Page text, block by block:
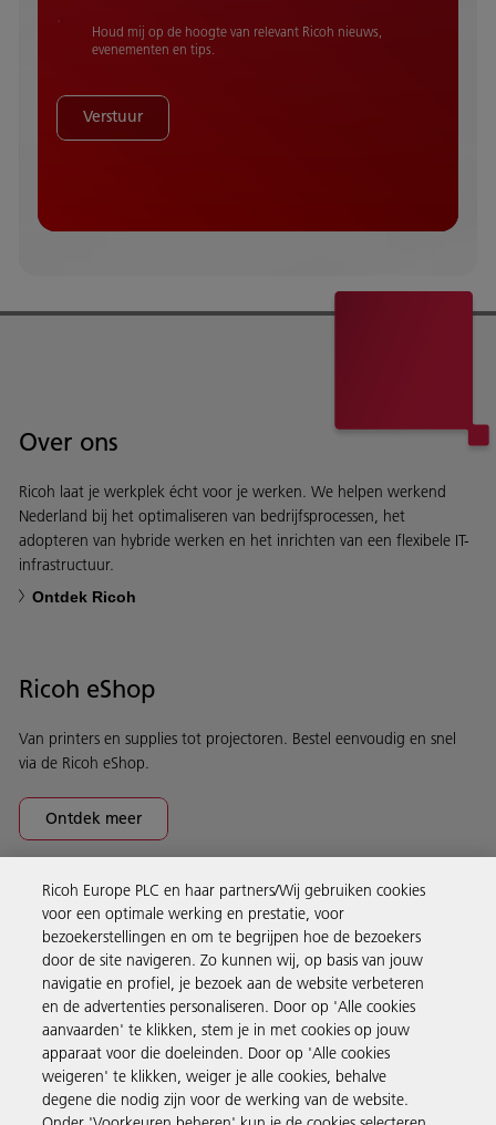
Houd mij op de hoogte van relevant Ricoh nieuws,
evenementen en tips.
Verstuur
Over ons
Ricoh laat je werkplek écht voor je werken. We helpen werkend
Nederland bij het optimaliseren van bedrijfsprocessen, het
adopteren van hybride werken en het inrichten van een flexibele IT-
infrastructuur.
Ontdek Ricoh
Ricoh eShop
Van printers en supplies tot projectoren. Bestel eenvoudig en snel
via de Ricoh eShop.
Ontdek meer
Business Solutions
Producten en services
Support en contact
Inspiratie
Ricoh Europe PLC en haar partners/Wij gebruiken cookies
voor een optimale werking en prestatie, voor
bezoekerstellingen en om te begrijpen hoe de bezoekers
door de site navigeren. Zo kunnen wij, op basis van jouw
navigatie en profiel, je bezoek aan de website verbeteren
en de advertenties personaliseren. Door op 'Alle cookies
aanvaarden' te klikken, stem je in met cookies op jouw
apparaat voor die doeleinden. Door op 'Alle cookies
weigeren' te klikken, weiger je alle cookies, behalve
degene die nodig zijn voor de werking van de website.